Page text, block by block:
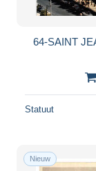
64-SAINT
Statuut
Nieuw